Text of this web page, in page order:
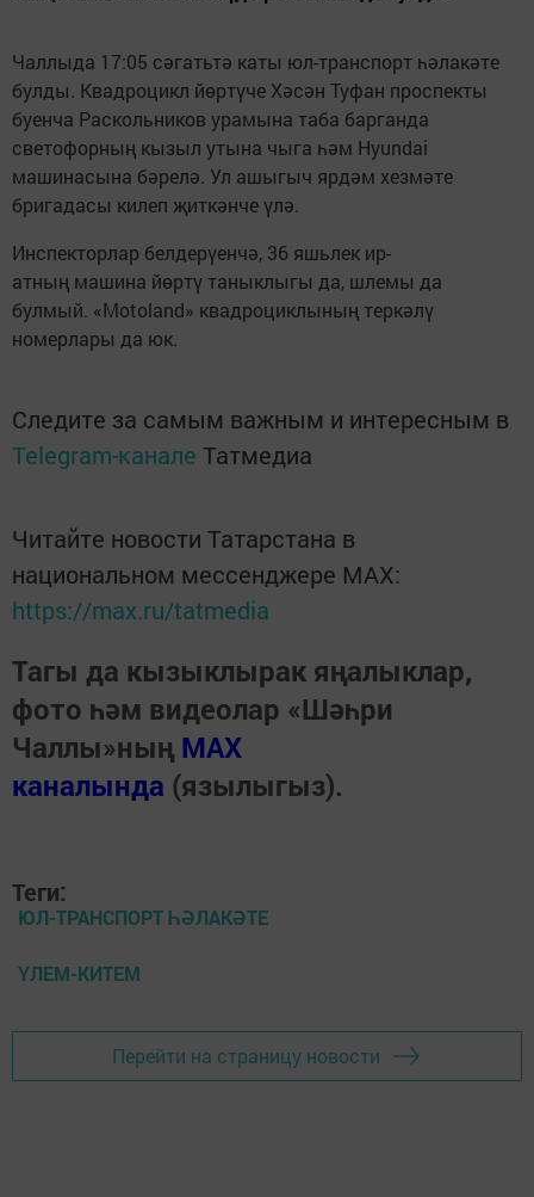
Чаллыда 17:05 сәгатьтә каты юл-транспорт һәлакәте
булды. Квадроцикл йөртүче Хәсән Туфан проспекты
буенча Раскольников урамына таба барганда
светофорның кызыл утына чыга һәм Hyundai
машинасына бәрелә. Ул ашыгыч ярдәм хезмәте
бригадасы килеп җиткәнче үлә.
Инспекторлар белдерүенчә, 36 яшьлек ир-
атның машина йөртү таныклыгы да, шлемы да
булмый. «Motoland» квадроциклының теркәлү
номерлары да юк.
Следите за самым важным и интересным в
Telegram-канале Татмедиа
Читайте новости Татарстана в
национальном мессенджере MАХ:
https://max.ru/tatmedia
Тагы да кызыклырак яңалыклар,
фото һәм видеолар «Шәһри
Чаллы»ның MAX
каналында (язылыгыз).
Теги:
ЮЛ-ТРАНСПОРТ ҺӘЛАКӘТЕ
ҮЛЕМ-КИТЕМ
Перейти на страницу новости